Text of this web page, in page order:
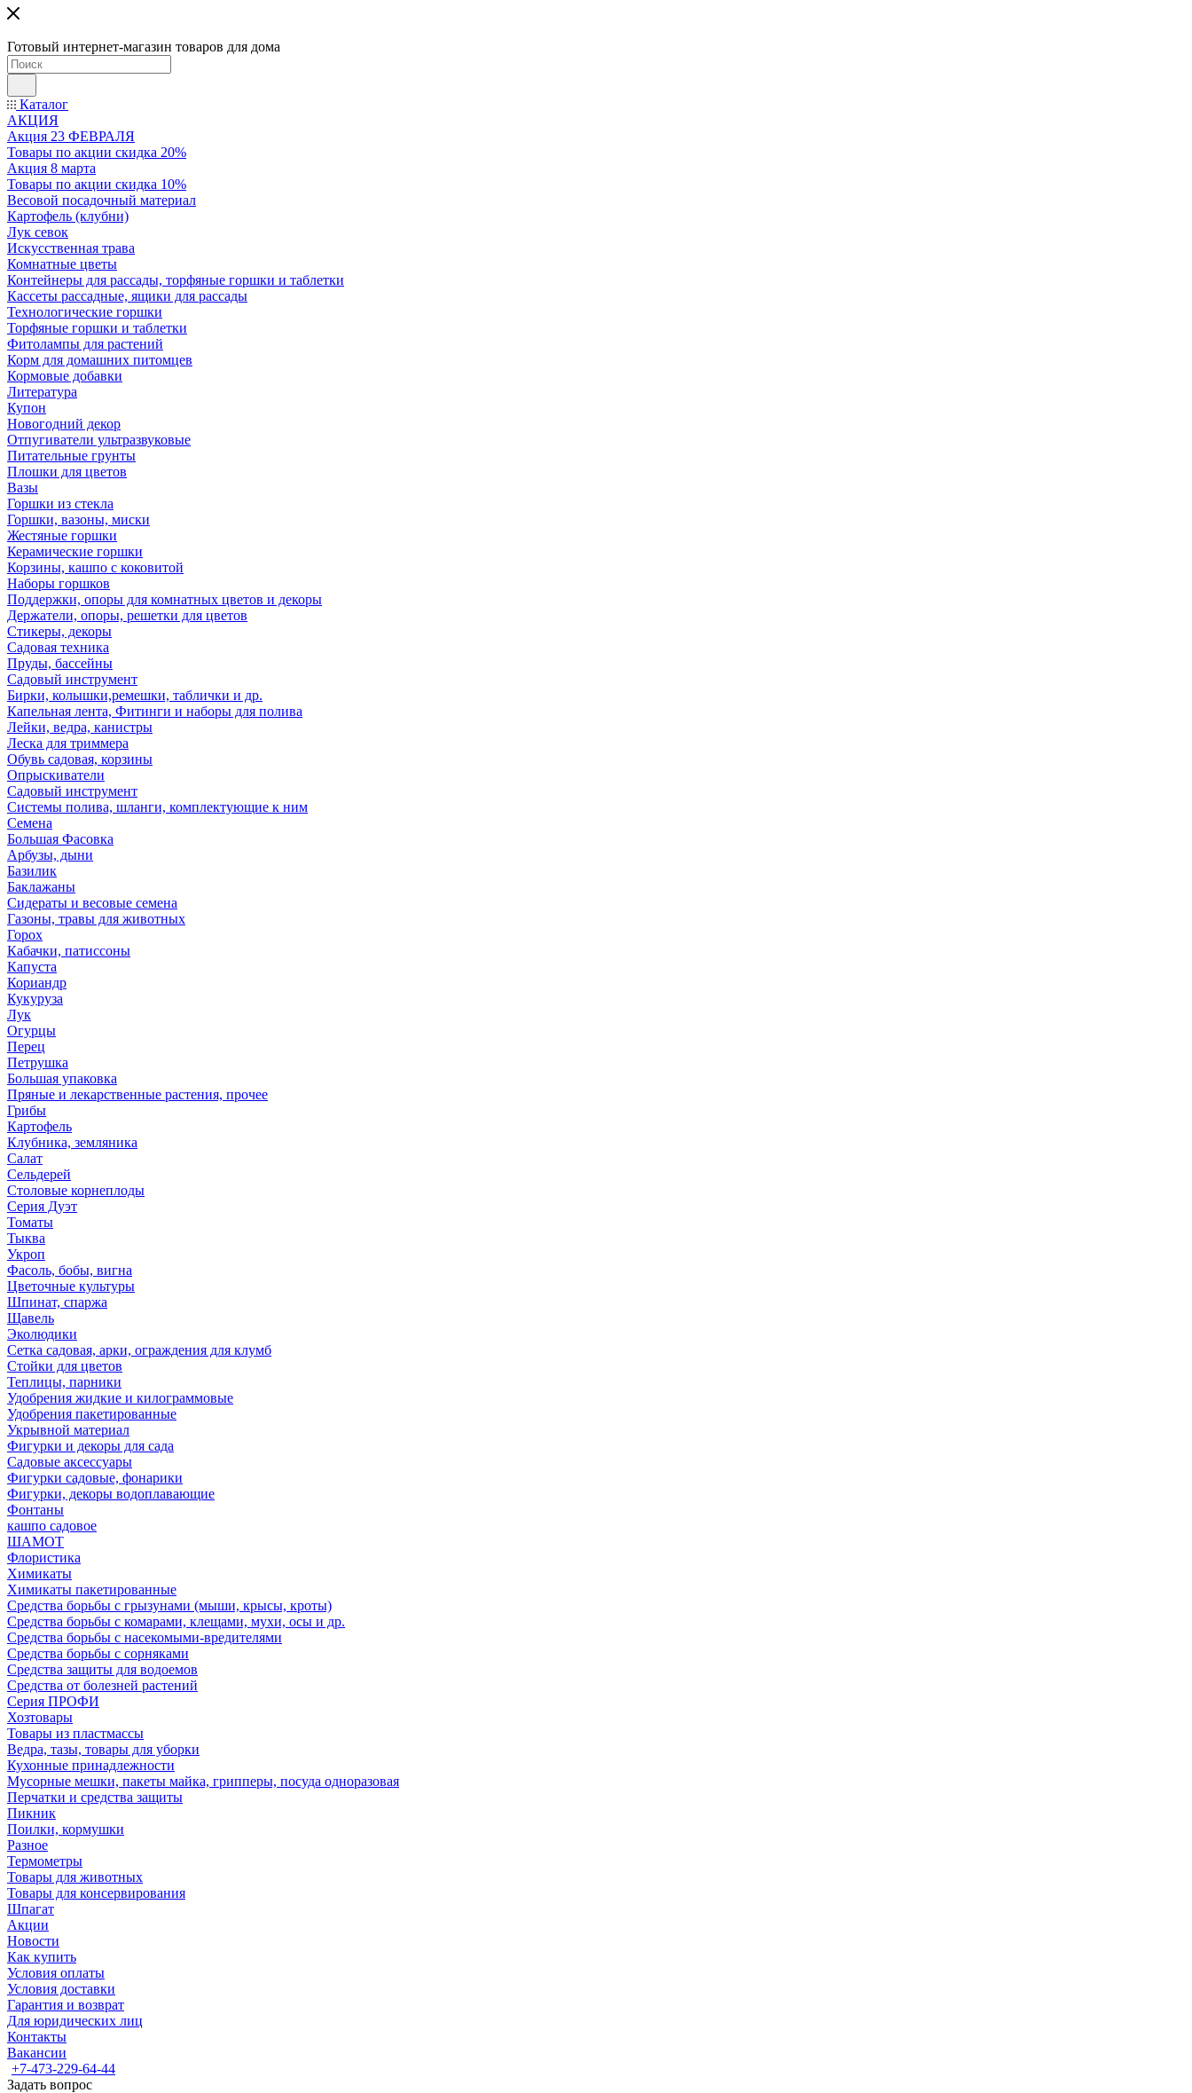
Готовый интернет-магазин товаров для дома
Каталог
АКЦИЯ
Акция 23 ФЕВРАЛЯ
Товары по акции скидка 20%
Акция 8 марта
Товары по акции скидка 10%
Весовой посадочный материал
Картофель (клубни)
Лук севок
Искусственная трава
Комнатные цветы
Контейнеры для рассады, торфяные горшки и таблетки
Кассеты рассадные, ящики для рассады
Технологические горшки
Торфяные горшки и таблетки
Фитолампы для растений
Корм для домашних питомцев
Кормовые добавки
Литература
Купон
Новогодний декор
Отпугиватели ультразвуковые
Питательные грунты
Плошки для цветов
Вазы
Горшки из стекла
Горшки, вазоны, миски
Жестяные горшки
Керамические горшки
Корзины, кашпо с коковитой
Наборы горшков
Поддержки, опоры для комнатных цветов и декоры
Держатели, опоры, решетки для цветов
Стикеры, декоры
Садовая техника
Пруды, бассейны
Садовый инструмент
Бирки, колышки,ремешки, таблички и др.
Капельная лента, Фитинги и наборы для полива
Лейки, ведра, канистры
Леска для триммера
Обувь садовая, корзины
Опрыскиватели
Садовый инструмент
Системы полива, шланги, комплектующие к ним
Семена
Большая Фасовка
Арбузы, дыни
Базилик
Баклажаны
Сидераты и весовые семена
Газоны, травы для животных
Горох
Кабачки, патиссоны
Капуста
Кориандр
Кукуруза
Лук
Огурцы
Перец
Петрушка
Большая упаковка
Пряные и лекарственные растения, прочее
Грибы
Картофель
Клубника, земляника
Салат
Сельдерей
Столовые корнеплоды
Серия Дуэт
Томаты
Тыква
Укроп
Фасоль, бобы, вигна
Цветочные культуры
Шпинат, спаржа
Щавель
Эколюдики
Сетка садовая, арки, ограждения для клумб
Стойки для цветов
Теплицы, парники
Удобрения жидкие и килограммовые
Удобрения пакетированные
Укрывной материал
Фигурки и декоры для сада
Садовые аксессуары
Фигурки садовые, фонарики
Фигурки, декоры водоплавающие
Фонтаны
кашпо садовое
ШАМОТ
Флористика
Химикаты
Химикаты пакетированные
Средства борьбы с грызунами (мыши, крысы, кроты)
Средства борьбы с комарами, клещами, мухи, осы и др.
Средства борьбы с насекомыми-вредителями
Средства борьбы с сорняками
Средства защиты для водоемов
Средства от болезней растений
Серия ПРОФИ
Хозтовары
Товары из пластмассы
Ведра, тазы, товары для уборки
Кухонные принадлежности
Мусорные мешки, пакеты майка, грипперы, посуда одноразовая
Перчатки и средства защиты
Пикник
Поилки, кормушки
Разное
Термометры
Товары для животных
Товары для консервирования
Шпагат
Акции
Новости
Как купить
Условия оплаты
Условия доставки
Гарантия и возврат
Для юридических лиц
Контакты
Вакансии
+7-473-229-64-44
Задать вопрос